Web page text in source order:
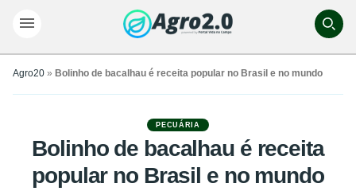
Agro20 » Bolinho de bacalhau é receita popular no Brasil e no mundo
PECUÁRIA
Bolinho de bacalhau é receita
popular no Brasil e no mundo